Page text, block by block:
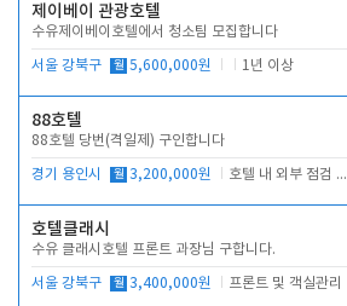
제이베이 관광호텔
수유제이베이호텔에서 청소팀 모집합니다
서울 강북구 월 5,600,000원 1년 이상
88호텔
88호텔 당번(격일제) 구인합니다
경기 용인시 월 3,200,000원 호텔 내 외부 점검 및 프런트 운영
호텔클래시
수유 클래시호텔 프론트 과장님 구합니다.
서울 강북구 월 3,400,000원 프론트 및 객실관리